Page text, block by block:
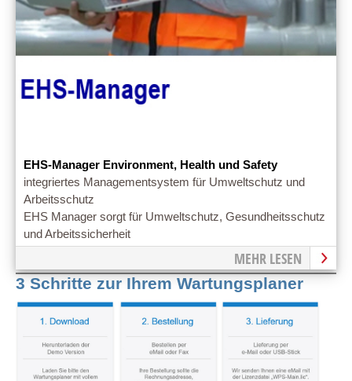
EHS-Manager Environment, Health und Safety
integriertes Managementsystem für Umweltschutz und
Arbeitsschutz
EHS Manager sorgt für Umweltschutz, Gesundheitsschutz
und Arbeitssicherheit
MEHR LESEN
3 Schritte zur Ihrem Wartungsplaner